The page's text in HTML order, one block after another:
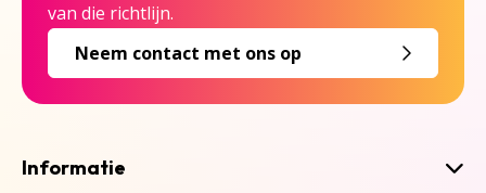
van die richtlijn.
Neem contact met ons op
Informatie